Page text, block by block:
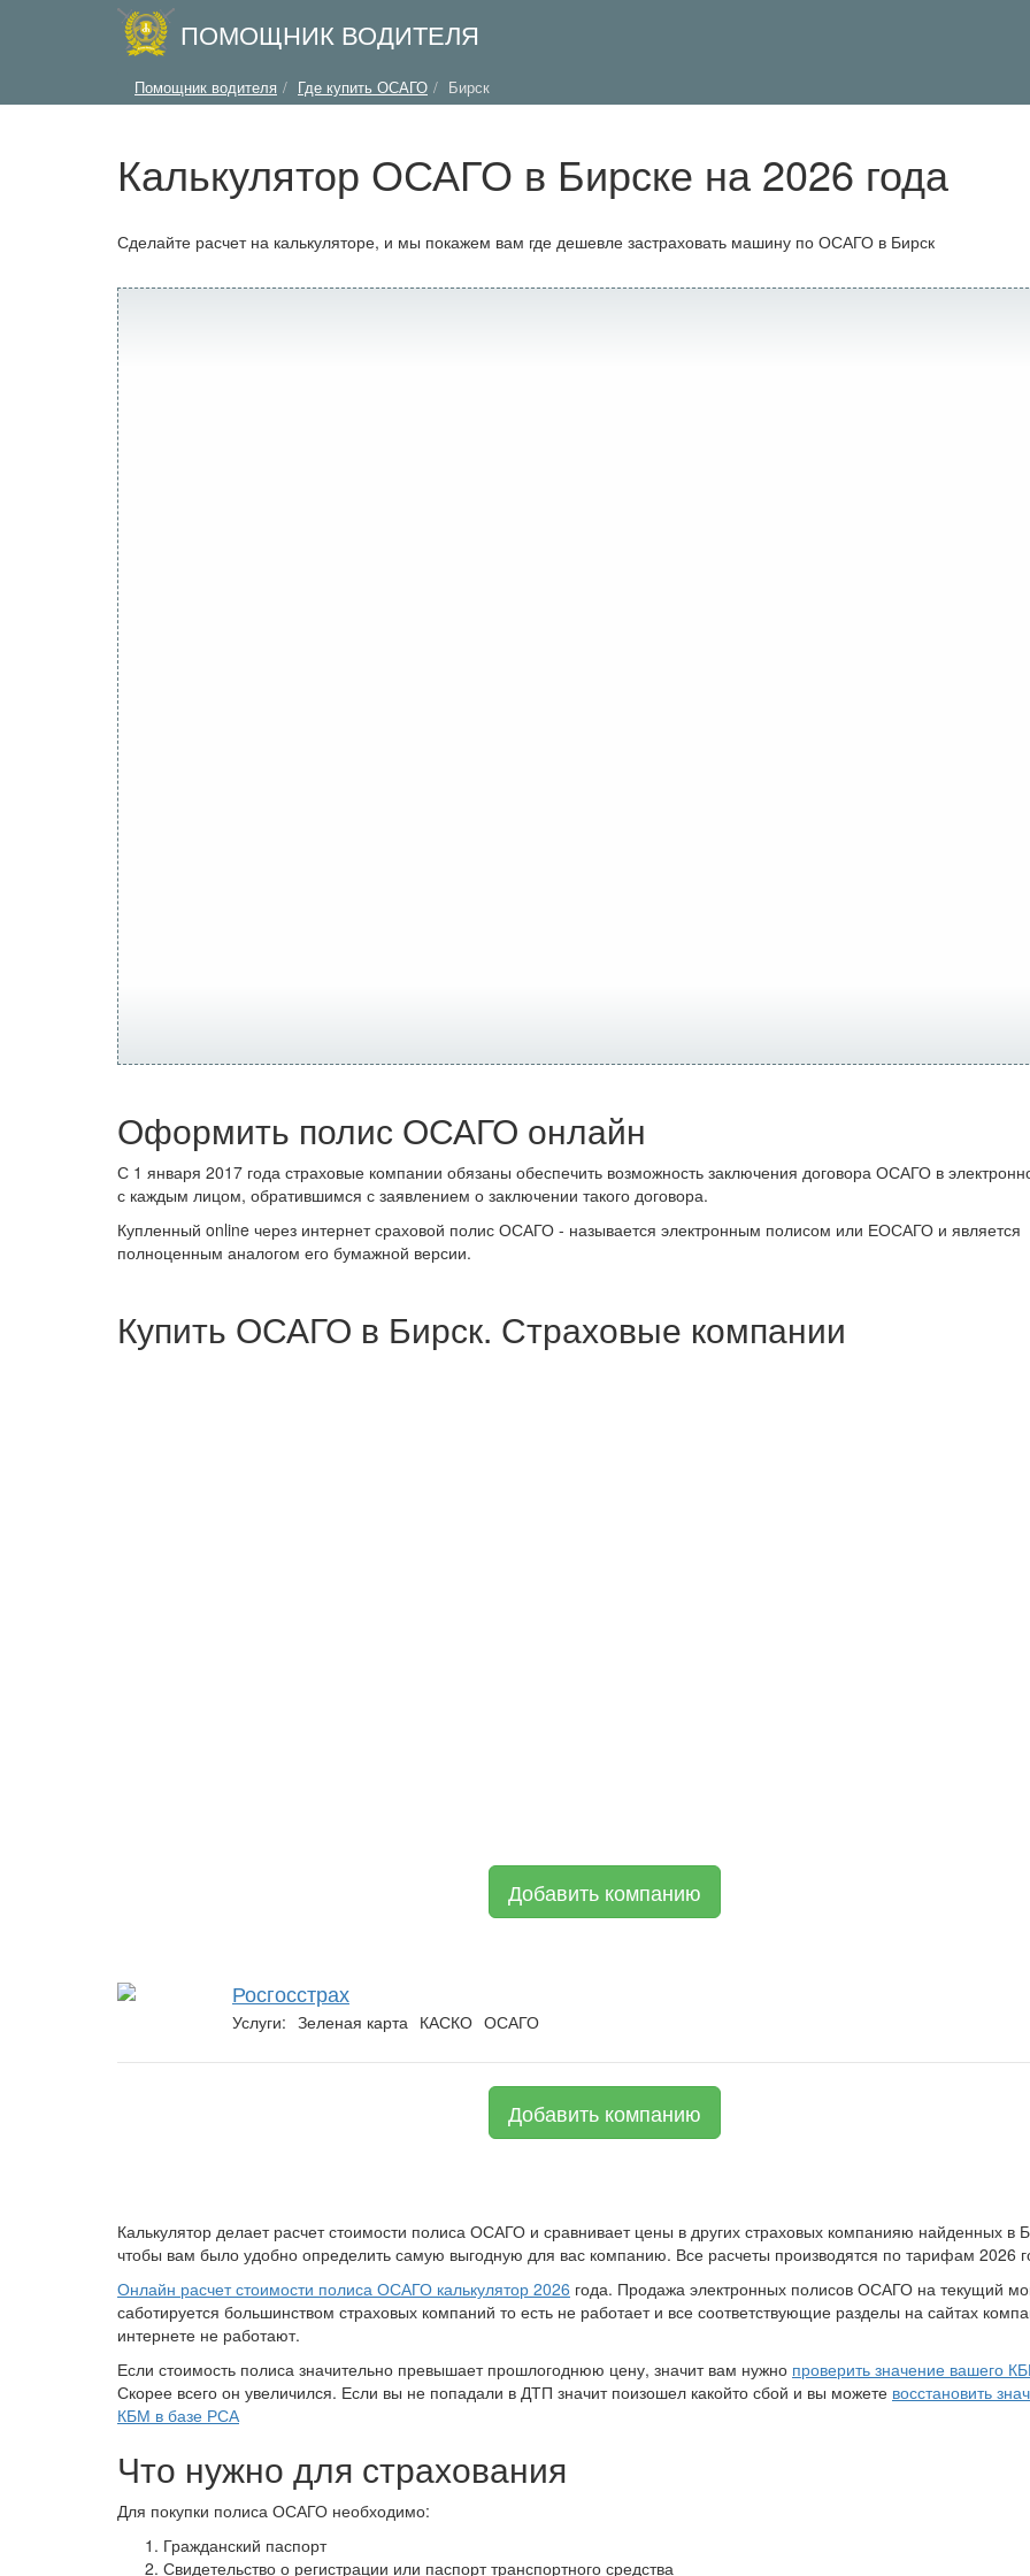
ПОМОЩНИК ВОДИТЕЛЯ
Помощник водителя Где купить ОСАГО Бирск
Калькулятор ОСАГО в Бирске на 2026 года
Сделайте расчет на калькуляторе, и мы покажем вам где дешевле застраховать машину по ОСАГО в Бирск
Оформить полис ОСАГО онлайн
С 1 января 2017 года страховые компании обязаны обеспечить возможность заключения договора ОСАГО в
с каждым лицом, обратившимся с заявлением о заключении такого договора.
Купленный online через интернет сраховой полис ОСАГО - называется электронным полисом или ЕОСАГО и является
полноценным аналогом его бумажной версии.
Купить ОСАГО в Бирск. Страховые компании
Добавить компанию
Росгосстрах
Услуги: Зеленая карта КАСКО ОСАГО
Добавить компанию
Калькулятор делает расчет стоимости полиса ОСАГО и сравнивает цены в других страховых компанияю найденных в
чтобы вам было удобно определить самую выгодную для вас компанию. Все расчеты производятся по тарифам 2026
Онлайн расчет стоимости полиса ОСАГО калькулятор 2026 года. Продажа электронных полисов ОСАГО на текущий
саботируется большинством страховых компаний то есть не работает и все соответствующие разделы на сайтах
интернете не работают.
Если стоимость полиса значительно превышает прошлогоднюю цену, значит вам нужно проверить значение вашего
Скорее всего он увеличился. Если вы не попадали в ДТП значит поизошел какойто сбой и вы можете восстановить
КБМ в базе РСА
Что нужно для страхования
Для покупки полиса ОСАГО необходимо:
Гражданский паспорт
Свидетельство о регистрации или паспорт транспортного средства